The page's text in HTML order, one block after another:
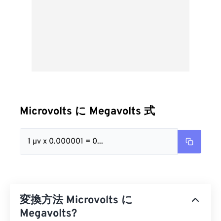
Microvolts に Megavolts 式
1 µv x 0.000001 = 0...
変換方法 Microvolts に
Megavolts?